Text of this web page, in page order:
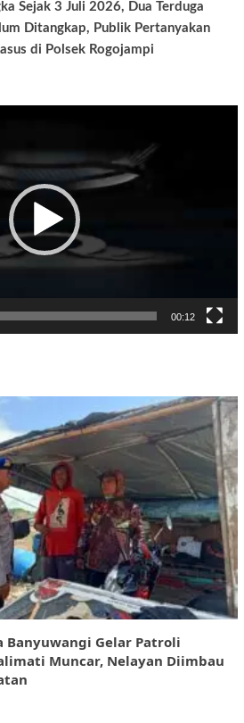
Sejak 3 Juli 2026, Dua Terduga
Ditangkap, Publik Pertanyakan
di Polsek Rogojampi
00:12
Banyuwangi Gelar Patroli
Muncar, Nelayan Diimbau